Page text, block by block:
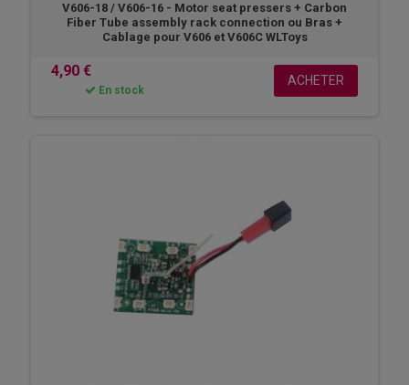
V606-18 / V606-16 - Motor seat pressers + Carbon
Fiber Tube assembly rack connection ou Bras +
Cablage pour V606 et V606C WLToys
4,90 €
En stock
ACHETER